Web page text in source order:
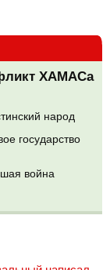
ХАМАСа
народ
государство
война